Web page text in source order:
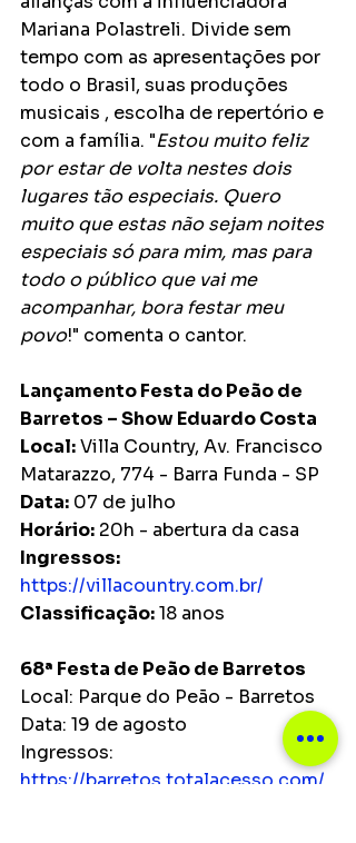
Mariana Polastreli. Divide sem
tempo com as apresentações por
todo o Brasil, suas produções
musicais , escolha de repertório e
com a família. "Estou muito feliz
por estar de volta nestes dois
lugares tão especiais. Quero
muito que estas não sejam noites
especiais só para mim, mas para
todo o público que vai me
acompanhar, bora festar meu
povo!" comenta o cantor.
Lançamento Festa do Peão de
Barretos – Show Eduardo Costa
Local: Villa Country, Av. Francisco
Matarazzo, 774 - Barra Funda - SP
Data: 07 de julho
Horário: 20h - abertura da casa
Ingressos:
https://villacountry.com.br/
Classificação: 18 anos
68ª Festa de Peão de Barretos
Local: Parque do Peão - Barretos
Data: 19 de agosto
Ingressos:
https://barretos.totalacesso.com/